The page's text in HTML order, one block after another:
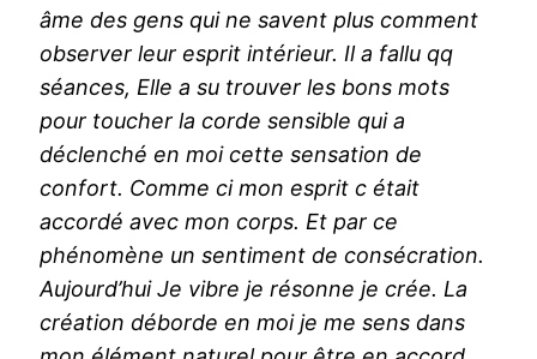
âme des gens qui ne savent plus comment
observer leur esprit intérieur. Il a fallu qq
séances, Elle a su trouver les bons mots
pour toucher la corde sensible qui a
déclenché en moi cette sensation de
confort. Comme ci mon esprit c était
accordé avec mon corps. Et par ce
phénomène un sentiment de consécration.
Aujourd’hui Je vibre je résonne je crée. La
création déborde en moi je me sens dans